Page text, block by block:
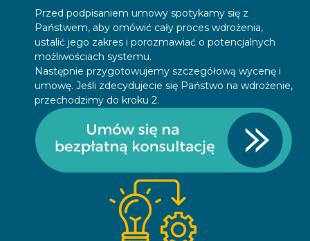
Przed podpisaniem umowy spotykamy się z
Państwem, aby omówić cały proces wdrożenia,
ustalić jego zakres i porozmawiać o potencjalnych
możliwościach systemu.
Następnie przygotowujemy szczegółową wycenę i
umowę. Jeśli zdecydujecie się Państwo na wdrożenie,
przechodzimy do kroku 2.